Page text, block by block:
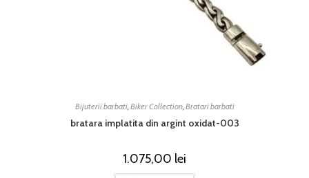
Bijuterii barbati,Biker Collection,Bratari barbati
bratara implatita din argint oxidat-003
1.075,00 lei